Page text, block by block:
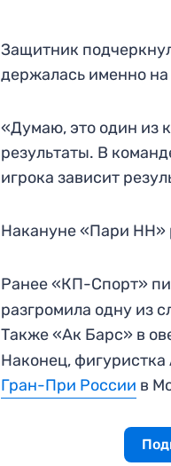
Защитник
держалась именно
«Думаю, это один из
результаты. В
игрока зависит
Накануне «Пари НН»
Ранее «КП-Спорт»
разгромила одну из
Также «Ак Барс» в
Наконец, фигуристка
Гран-При России в